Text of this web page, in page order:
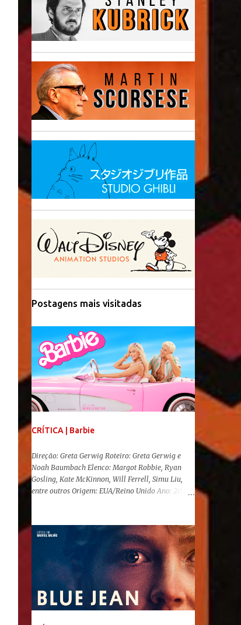
Postagens mais visitadas
CRÍTICA | Barbie
Direção: Greta Gerwig Roteiro: Greta Gerwig e
Noah Baumbach Elenco: Margot Robbie, Ryan
Gosling, Kate McKinnon, Will Ferrell, Simu Liu,
entre outros Origem: EUA/Reino Unido Ano: 2023
Barbie , o aguardado live-action da boneca mais
famosa do mundo, enfim, chegou aos cinemas. Em
meio a toda divulgação e o hype em torno de seu
lançamento, posso afirmar que o longa, dirigido
por Greta Gerwig ( Adoráveis Mulheres ) prometeu
tudo e entregou mais ainda, se provando o filme
do ano até aqui. Repleto de criatividade, humor e
sem medo de não se levar a sério, a produção